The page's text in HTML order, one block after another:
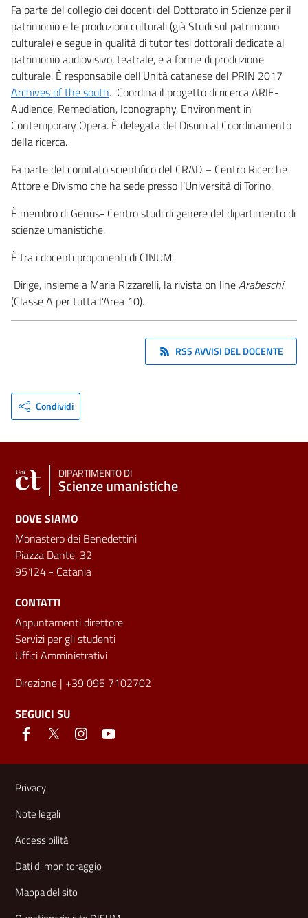
Fa parte del collegio dei docenti del Dottorato in Scienze per il
patrimonio e le produzioni culturali (già Studi sul patrimonio
culturale) e segue in qualità di tutor tesi dottorali dedicate al
patrimonio audiovisivo, teatrale, e a forme di produzione
culturale. È responsabile dell'Unità catanese del PRIN 2017
Archives of the south. Coordina il progetto di ricerca ARIE-
Audience, Remediation, Iconography, Environment in
Contemporary Opera. È delegata del Disum al Coordinamento
della ricerca.
Fa parte del comitato scientifico del CRAD – Centro Ricerche
Attore e Divismo che ha sede presso l’Università di Torino.
È membro di Genus- Centro studi di genere del dipartimento di
scienze umanistiche.
È tra i docenti proponenti di CINUM
Dirige, insieme a Maria Rizzarelli, la rivista on lineArabeschi
(Classe A per tutta l'Area 10).
RSS AVVISI DEL DOCENTE
Condividi
DIPARTIMENTO DI
Scienze umanistiche
DOVE SIAMO
Monastero dei Benedettini
Piazza Dante, 32
95124 - Catania
CONTATTI
Appuntamenti direttore
Servizi per gli studenti
Uffici Amministrativi
Direzione | +39 095 7102702
SEGUICI SU
Link e informazioni utili
Privacy
Note legali
Accessibilità
Dati di monitoraggio
Mappa del sito